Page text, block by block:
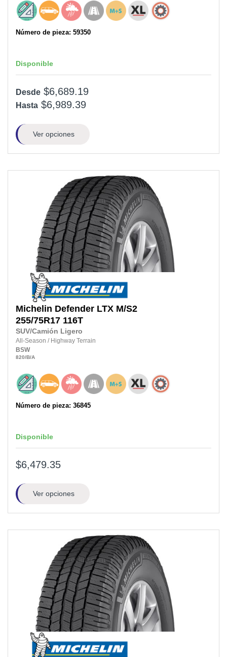
Número de pieza: 59350
Disponible
Desde $6,689.19
Hasta $6,989.39
Ver opciones
Michelin Defender LTX M/S2
255/75R17 116T
SUV/Camión Ligero
All-Season / Highway Terrain
BSW
820/B/A
Número de pieza: 36845
Disponible
$6,479.35
Ver opciones